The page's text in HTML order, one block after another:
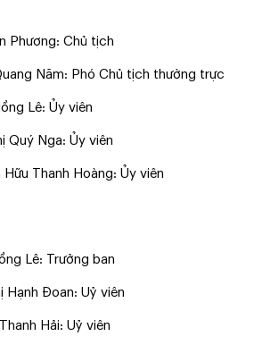
Phương: Chủ tịch
Năm: Phó Chủ tịch thường trực
Lê: Ủy viên
Quý Nga: Ủy viên
Thanh Hoàng: Ủy viên
Lê: Trưởng ban
Đoan: Uỷ viên
Hải: Uỷ viên